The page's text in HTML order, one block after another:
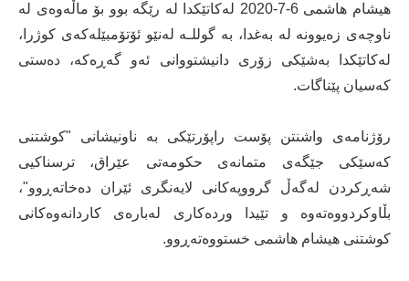
هیشام هاشمی 6-7-2020 لەکاتێکدا لە رێگە بوو بۆ ماڵەوەی لە
ناوچەی زەیوونە لە بەغدا، بە گوللـە لەنێو ئۆتۆمبێلەکەی کوژرا،
لەکاتێکدا بەشێکی زۆری دانیشتووانی ئەو گەڕەکە، دەستی
کەسیان پێناگات.
رۆژنامەی واشنتن پۆست راپۆرتێکی بە ناونیشانی "کوشتنی
کەسێکی جێگەی متمانەی حکومەتی عێراق، ترسناکیی
شەڕکردن لەگەڵ گرووپەکانی لایەنگری ئێران دەخاتەڕوو"،
بڵاوکردووەتەوە و تێیدا وردەکاری لەبارەی کاردانەوەکانی
کوشتنی هیشام هاشمی خستووەتەڕوو.